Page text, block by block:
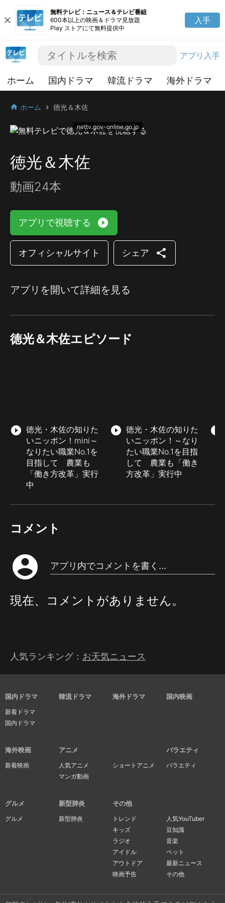
close
無料テレビ：ニュース＆テレビ番組
600本以上の映画＆ドラマ見放題
Play ストアにて無料提供中
入手
アプリ入手
ホーム 国内ドラマ 韓流ドラマ 海外ドラマ
home ホーム chevron_right 徳光＆木佐
nettv.gov-online.go.jp
徳光＆木佐
動画24本
アプリで視聴する play_circle_filled
オフィシャルサイト シェア share
アプリを開いて詳細を見る
徳光＆木佐エピソード
play_circle_filled 徳光・木佐の知りた
いニッポン！mini～
なりたい職業No.1を
目指して 農業も
「働き方改革」実行
中
play_circle_filled 徳光・木佐の知りた
いニッポン！～なり
たい職業No.1を目指
して 農業も「働き
方改革」実行中
play_circle_filled
コメント
account_circle アプリ内でコメントを書く...
現在、コメントがありません。
人気ランキング： お天気ニュース
国内ドラマ
新着ドラマ
国内ドラマ
韓流ドラマ 海外ドラマ 国内映画
海外映画
新着映画
アニメ
人気アニメ
ショートアニメ
マンガ動画
バラエティ
バラエティ
グルメ
グルメ
新型肺炎
新型肺炎
その他
トレンド
人気YouTuber
キッズ
豆知識
ラジオ
音楽
アイドル
ペット
アウトドア
最新ニュース
映画予告
その他